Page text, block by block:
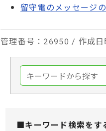
留守電のメッセージ
管理番号 ：26950 / 作成日
■キーワード検索をす